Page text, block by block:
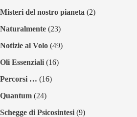
Misteri del nostro pianeta (2)
Naturalmente (23)
Notizie al Volo (49)
Oli Essenziali (16)
Percorsi … (16)
Quantum (24)
Schegge di Psicosintesi (9)